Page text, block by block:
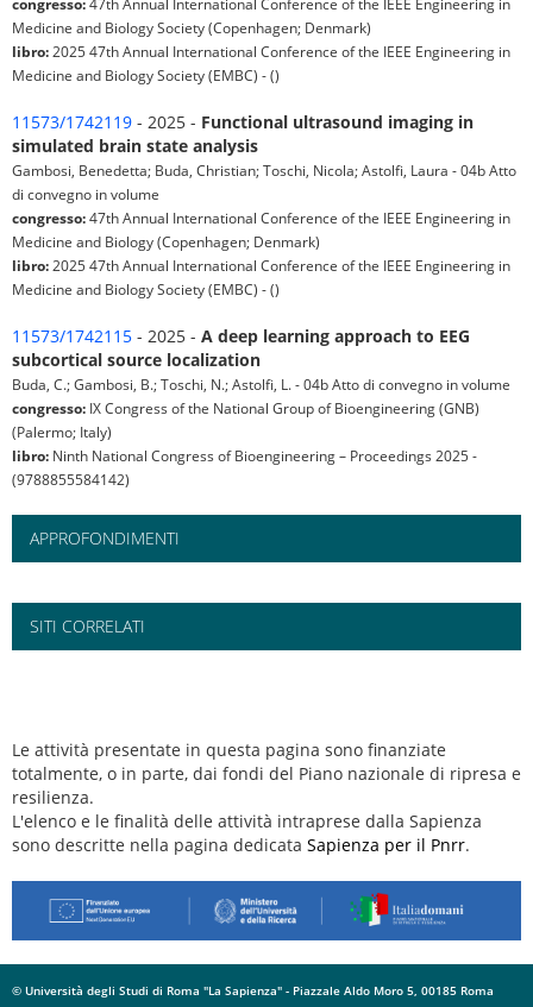
congresso:47th Annual International Conference of the IEEE Engineering in
Medicine and Biology Society (Copenhagen; Denmark)
libro:2025 47th Annual International Conference of the IEEE Engineering in
Medicine and Biology Society (EMBC) - ()
11573/1742119 - 2025 - Functional ultrasound imaging in
simulated brain state analysis
Gambosi, Benedetta; Buda, Christian; Toschi, Nicola; Astolfi, Laura - 04b Atto
di convegno in volume
congresso:47th Annual International Conference of the IEEE Engineering in
Medicine and Biology (Copenhagen; Denmark)
libro:2025 47th Annual International Conference of the IEEE Engineering in
Medicine and Biology Society (EMBC) - ()
11573/1742115 - 2025 - A deep learning approach to EEG
subcortical source localization
Buda, C.; Gambosi, B.; Toschi, N.; Astolfi, L. - 04b Atto di convegno in volume
congresso: IX Congress of the National Group of Bioengineering (GNB)
(Palermo; Italy)
libro: Ninth National Congress of Bioengineering – Proceedings 2025 -
(9788855584142)
APPROFONDIMENTI
SITI CORRELATI
Le attività presentate in questa pagina sono finanziate
totalmente, o in parte, dai fondi del Piano nazionale di ripresa e
resilienza.
L'elenco e le finalità delle attività intraprese dalla Sapienza
sono descritte nella pagina dedicata Sapienza per il Pnrr.
© Università degli Studi di Roma "La Sapienza" - Piazzale Aldo Moro 5, 00185 Roma